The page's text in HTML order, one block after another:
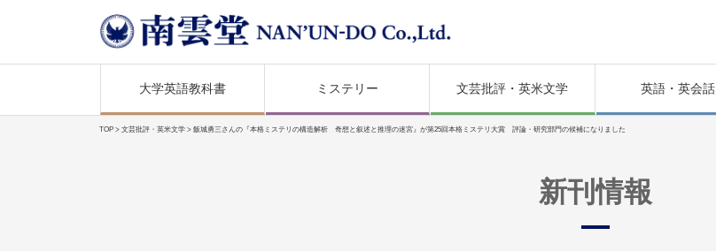
大学英語教科書 ミステリー 文芸批評・英米文学 英語・英会話
TOP > 文芸批評・英米文学 > 飯城勇三さんの『本格ミステリの構造解析 奇想と叙述と推理の迷宮』が第25回本格ミステリ大賞 評論・研究部門の候補になりました
新刊情報